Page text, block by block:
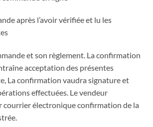
après l’avoir vérifiée et lu les
et son règlement. La confirmation
acceptation des présentes
La confirmation vaudra signature et
effectuées. Le vendeur
courrier électronique confirmation de la